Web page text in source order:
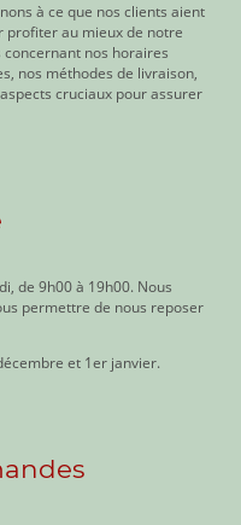
à ce que nos clients aient
profiter au mieux de notre
nos horaires
nos méthodes de livraison,
cruciaux pour assurer
de 9h00 à 19h00. Nous
permettre de nous reposer
et 1er janvier.